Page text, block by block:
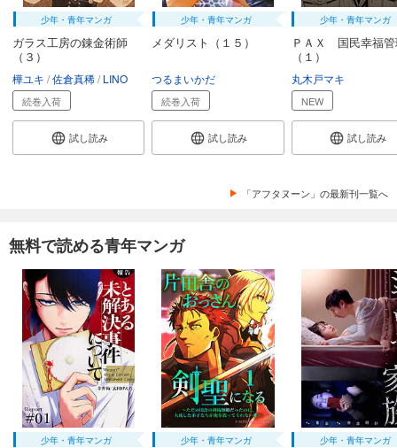
少年・青年マンガ
ガラス工房の錬金術師
（３）
樺ユキ 佐倉真稀 LINO
続巻入荷
試し読み
少年・青年マンガ
メダリスト（１５）
つるまいかだ
続巻入荷
試し読み
少年・青年マンガ
ＰＡＸ 国民幸福管
（１）
丸木戸マキ
NEW
試し読み
「アフタヌーン」の最新刊一覧へ
無料で読める青年マンガ
少年・青年マンガ 少年・青年マンガ 少年・青年マンガ